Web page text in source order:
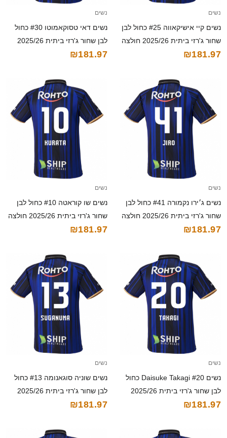
נשים
נשים קיי אישיקאווה #25 כחול לבן
שחור ג'רזי ביתית 2025/26 חולצה
קצרה
₪181.97
נשים
נשים דאי טסוקאמוטו #30 כחול
לבן שחור ג'רזי ביתית 2025/26
חולצה קצרה
₪181.97
נשים
נשים ג׳ירו נקמורה #41 כחול לבן
שחור ג'רזי ביתית 2025/26 חולצה
קצרה
₪181.97
נשים
נשים שו קוראטה #10 כחול לבן
שחור ג'רזי ביתית 2025/26 חולצה
קצרה
₪181.97
נשים
נשים Daisuke Takagi #20 כחול
לבן שחור ג'רזי ביתית 2025/26
חולצה קצרה
₪181.97
נשים
נשים שוניה סוגאנומה #13 כחול
לבן שחור ג'רזי ביתית 2025/26
חולצה קצרה
₪181.97